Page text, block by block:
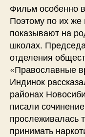
Фильм особенно
Поэтому по их же
показывают на
школах.
отделения
«Православные
Индинок
районах
писали
прослеживалась
принимать